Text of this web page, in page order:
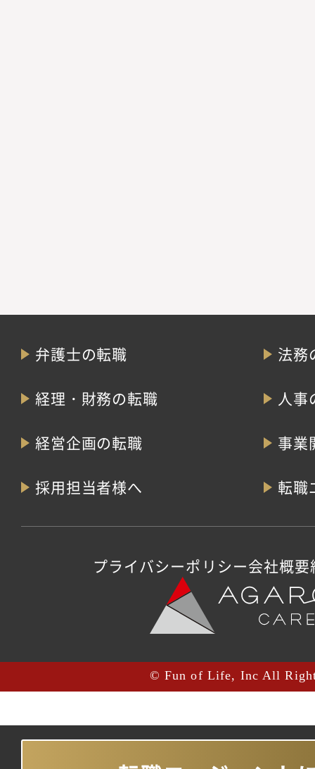
弁護士の転職 法務
経理・財務の転職 人事
経営企画の転職 事業
採用担当者様へ 転職
プライバシーポリシー会社概要
© Fun of Life, Inc All Right